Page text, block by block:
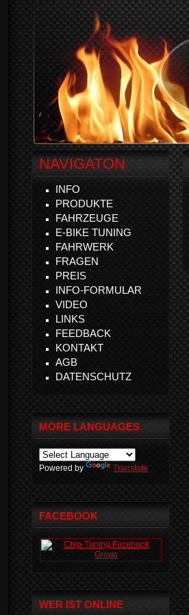
NAVIGATON
INFO
PRODUKTE
FAHRZEUGE
E-BIKE TUNING
FAHRWERK
FRAGEN
PREIS
INFO-FORMULAR
VIDEO
LINKS
FEEDBACK
KONTAKT
AGB
DATENSCHUTZ
MORE LANGUAGES
Powered by Translate
FACEBOOK
WER IST ONLINE